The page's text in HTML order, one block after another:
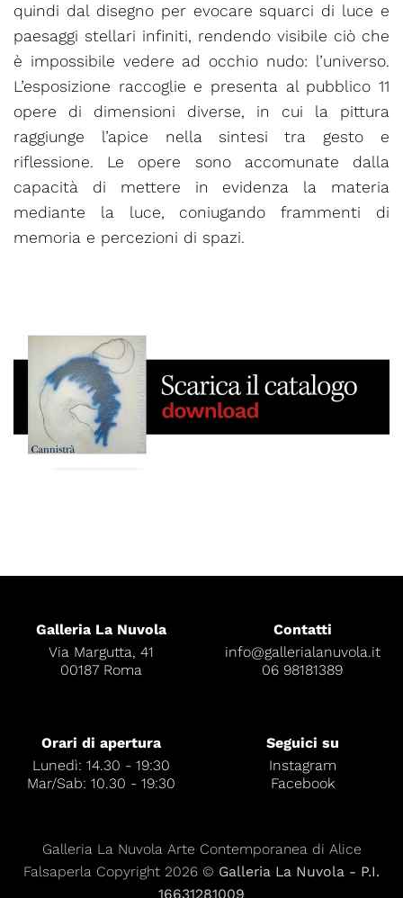
quindi dal disegno per evocare squarci di luce e
paesaggi stellari infiniti, rendendo visibile ciò che
è impossibile vedere ad occhio nudo: l’universo.
L’esposizione raccoglie e presenta al pubblico 11
opere di dimensioni diverse, in cui la pittura
raggiunge l’apice nella sintesi tra gesto e
riflessione. Le opere sono accomunate dalla
capacità di mettere in evidenza la materia
mediante la luce, coniugando frammenti di
memoria e percezioni di spazi.
Galleria La Nuvola
Via Margutta, 41
00187 Roma
Contatti
info@gallerialanuvola.it
06 98181389
Orari di apertura
Lunedì: 14.30 - 19:30
Mar/Sab: 10.30 - 19:30
Seguici su
Instagram
Facebook
Galleria La Nuvola Arte Contemporanea di Alice
Falsaperla Copyright 2026 © Galleria La Nuvola - P.I.
16631281009